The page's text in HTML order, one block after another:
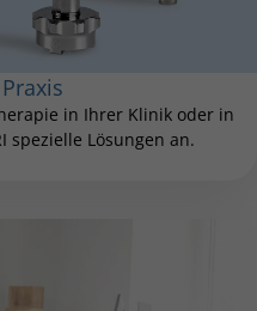
in Ihrer Klinik oder in
spezielle Lösungen an.